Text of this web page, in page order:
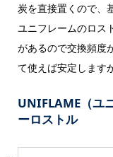
炭を直接置くので、
ユニフレームのロス
があるので交換頻度
て使えば安定します
UNIFLAME（ユ
ーロストル